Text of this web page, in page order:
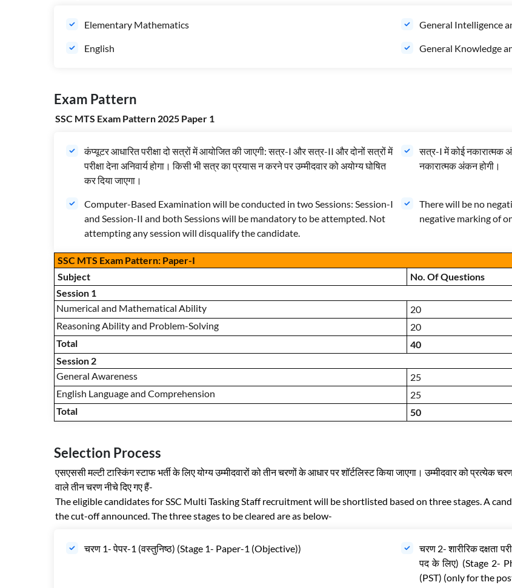
Elementary Mathematics General Intelligence
English General Knowledge
Exam Pattern
SSC MTS Exam Pattern 2025 Paper 1
कंप्यूटर आधारित परीक्षा दो सत्रों में आयोजित की जाएगी: सत्र-I और सत्र-II और दोनों सत्रों में
परीक्षा देना अनिवार्य होगा। किसी भी सत्र का प्रयास न करने पर उम्मीदवार को अयोग्य घोषित
कर दिया जाएगा।
सत्र-I में कोई नकारात्मक
नकारात्मक अंकन होगी।
Computer-Based Examination will be conducted in two Sessions: Session-I
and Session-II and both Sessions will be mandatory to be attempted. Not
attempting any session will disqualify the candidate.
There will be no
negative marking of
SSC MTS Exam Pattern: Paper-I
Subject
No. Of Questions
Session 1
Numerical and Mathematical Ability
20
Reasoning Ability and Problem-Solving
20
Total
40
Session 2
General Awareness
25
English Language and Comprehension
25
Total
50
Selection Process
एसएससी मल्टी टास्किंग स्टाफ भर्ती के लिए योग्य उम्मीदवारों को तीन चरणों के आधार पर शॉर्टलिस्ट किया जाएगा। उम्मीदवार को प्रत्येक
वाले तीन चरण नीचे दिए गए हैं-
The eligible candidates for SSC Multi Tasking Staff recruitment will be shortlisted based on three stages. A
the cut-off announced. The three stages to be cleared are as below-
चरण 1- पेपर-1 (वस्तुनिष्ठ) (Stage 1- Paper-1 (Objective))
चरण 2- शारीरिक दक्षता
पद के लिए) (Stage 2-
(PST) (only for the